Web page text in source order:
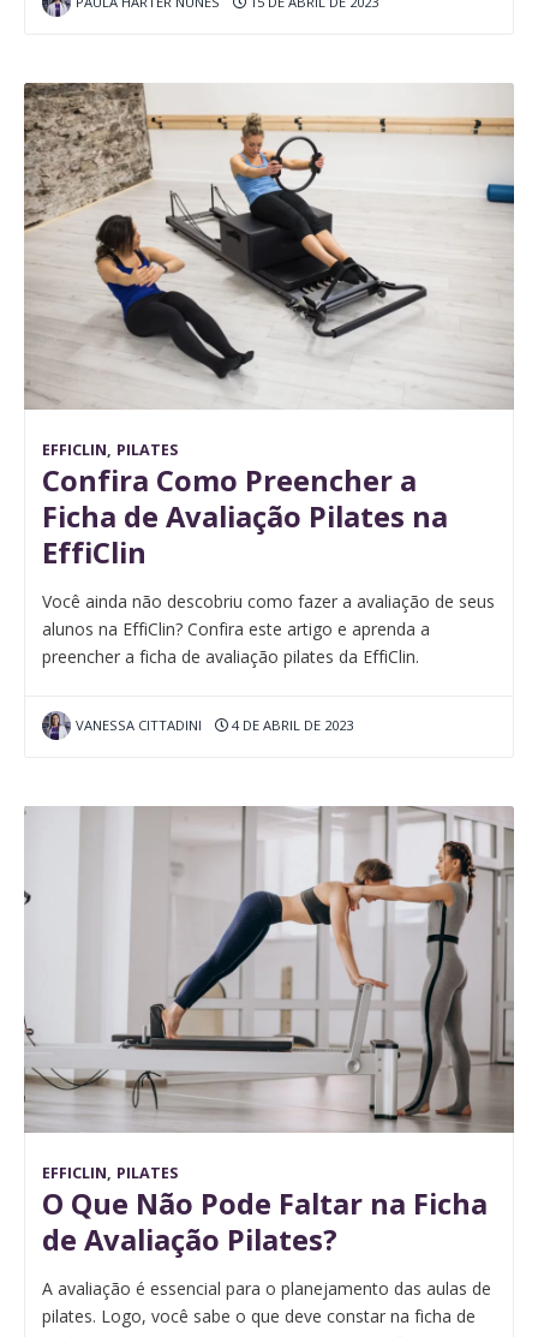
EFFICLIN, PILATES
Confira Como Preencher a
Ficha de Avaliação Pilates na
EffiClin
Você ainda não descobriu como fazer a avaliação de seus
alunos na EffiClin? Confira este artigo e aprenda a
preencher a ficha de avaliação pilates da EffiClin.
VANESSA CITTADINI 4 DE ABRIL DE 2023
EFFICLIN, PILATES
O Que Não Pode Faltar na Ficha
de Avaliação Pilates?
A avaliação é essencial para o planejamento das aulas de
pilates. Logo, você sabe o que deve constar na ficha de